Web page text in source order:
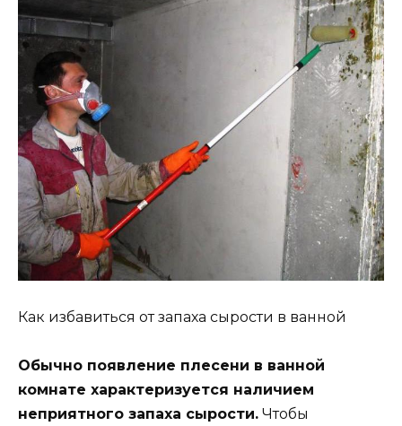
Как избавиться от запаха сырости в ванной
Обычно появление плесени в ванной
комнате характеризуется наличием
неприятного запаха сырости. Чтобы